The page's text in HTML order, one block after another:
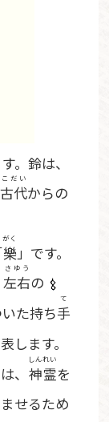
。鈴は、
古代
こだい
からの
樂
がく
」です。
左右
さゆう
の
た持ち手
て
します。
、 神霊
しんれい
を
せるため